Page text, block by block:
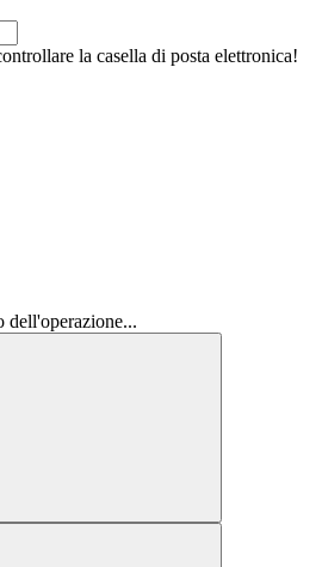
la casella di posta elettronica!
dell'operazione...